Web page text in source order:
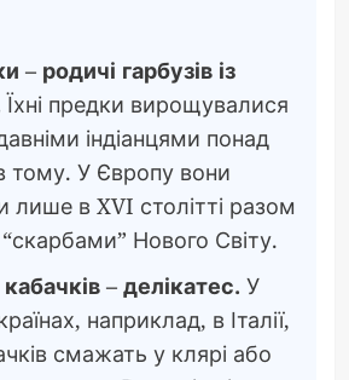
– родичі гарбузів із
Їхні предки вирощувалися
індіанцями понад
тому. У Європу вони
лише в XVI столітті разом
Нового Світу.
– делікатес. У
наприклад, в Італії,
смажать у клярі або